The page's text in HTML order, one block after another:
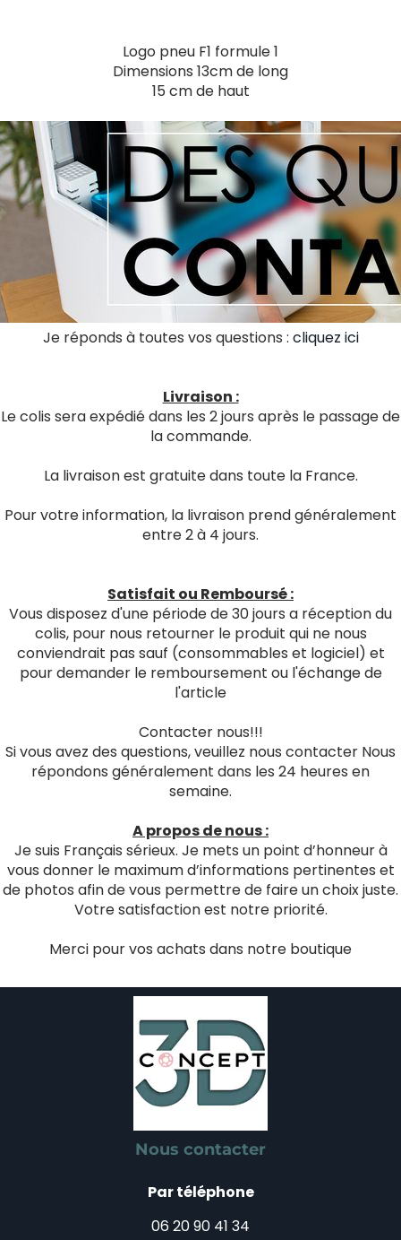
Logo pneu F1 formule 1
Dimensions 13cm de long
15 cm de haut
Je réponds à toutes vos questions : cliquez ici
Livraison :
Le colis sera expédié dans les 2 jours après le passage de
la commande.
La livraison est gratuite dans toute la France.
Pour votre information, la livraison prend généralement
entre 2 à 4 jours.
Satisfait ou Remboursé :
Vous disposez d'une période de 30 jours a réception du
colis, pour nous retourner le produit qui ne nous
conviendrait pas sauf (consommables et logiciel) et
pour demander le remboursement ou l'échange de
l'article
Contacter nous!!!
Si vous avez des questions, veuillez nous contacter Nous
répondons généralement dans les 24 heures en
semaine.
A propos de nous :
Je suis Français sérieux. Je mets un point d’honneur à
vous donner le maximum d’informations pertinentes et
de photos afin de vous permettre de faire un choix juste.
Votre satisfaction est notre priorité.
Merci pour vos achats dans notre boutique
Nous contacter
Par téléphone
06 20 90 41 34